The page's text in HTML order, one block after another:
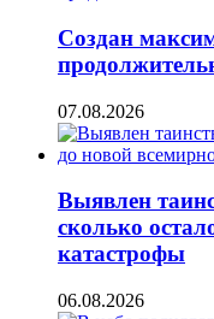
Создан
07.08.2026
Выявлен
сколько
катастрофы
06.08.2026